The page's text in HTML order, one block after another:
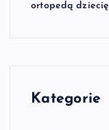
ortopedą
Kategorie